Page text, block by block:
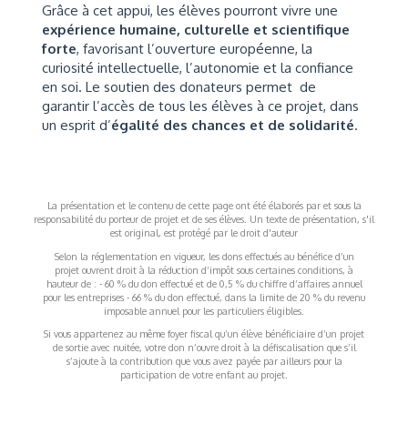
Grâce à cet appui, les élèves pourront vivre une
expérience humaine, culturelle et scientifique
forte, favorisant l’ouverture européenne, la
curiosité intellectuelle, l’autonomie et la confiance
en soi. Le soutien des donateurs permet de
garantir l’accès de tous les élèves à ce projet, dans
un esprit d’égalité des chances et de solidarité.
La présentation et le contenu de cette page ont été élaborés par et sous la
responsabilité du porteur de projet et de ses élèves. Un texte de présentation, s'il
est original, est protégé par le droit d'auteur
Selon la réglementation en vigueur, les dons effectués au bénéfice d’un
projet ouvrent droit à la réduction d’impôt sous certaines conditions, à
hauteur de : - 60 % du don effectué et de 0,5 % du chiffre d’affaires annuel
pour les entreprises - 66 % du don effectué, dans la limite de 20 % du revenu
imposable annuel pour les particuliers éligibles.
Si vous appartenez au même foyer fiscal qu’un élève bénéficiaire d’un projet
de sortie avec nuitée, votre don n’ouvre droit à la défiscalisation que s’il
s’ajoute à la contribution que vous avez payée par ailleurs pour la
participation de votre enfant au projet.